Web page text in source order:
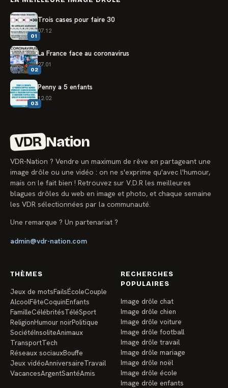
01
Trois cases pour faire 30
07.12
02
La France face au coronavirus
27.01
03
Penny a 5 enfants
12.02
VDR Nation
VDR-Nation ? Vendre un maximum de rêve en partageant une
image drôle ou une vidéo : on ne s'exprime qu'avec l'humour,
mais on le fait bien ! Retrouvez sur V.D.R les meilleures
blagues drôles du web en image et photo, et chaque semaine
les VDR sélectionnées par la communauté.
Une remarque ? Un partenariat ?
admin@vdr-nation.com
THÈMES
Jeux de motsFailsÉcoleCouple
AlcoolFêteCoquinEnfants
FamilleCélébritésTéléSport
ReligionHumour noirPolitique
SociétéInsoliteAnimaux
TransportTech
Réseaux sociauxBouffe
Jeux vidéoAnniversaireTravail
VacancesArgentSantéAmis
RECHERCHES
POPULAIRES
Image drôle chat
Image drôle chien
Image drôle voiture
Image drôle football
Image drôle travail
Image drôle mariage
Image drôle noël
Image drôle école
Image drôle enfants